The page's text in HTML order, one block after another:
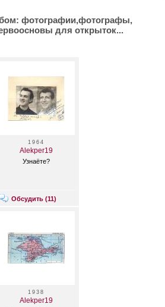
фотографии,фотографы,
для открыток...
1964
Alekper19
Узнаёте?
Обсудить (11)
1938
Alekper19